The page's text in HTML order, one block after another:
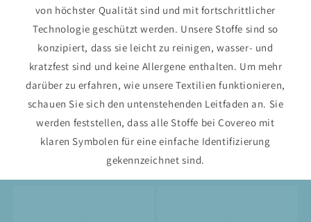
von höchster Qualität sind und mit fortschrittlicher
Technologie geschützt werden. Unsere Stoffe sind so
konzipiert, dass sie leicht zu reinigen, wasser- und
kratzfest sind und keine Allergene enthalten. Um mehr
darüber zu erfahren, wie unsere Textilien funktionieren,
schauen Sie sich den untenstehenden Leitfaden an. Sie
werden feststellen, dass alle Stoffe bei Covereo mit
klaren Symbolen für eine einfache Identifizierung
gekennzeichnet sind.